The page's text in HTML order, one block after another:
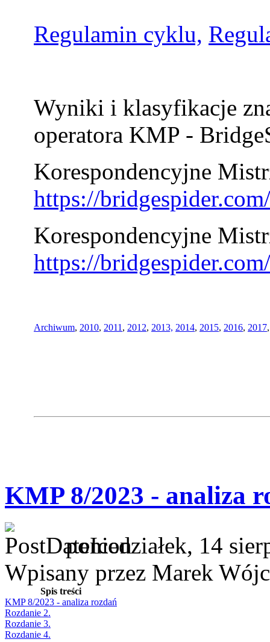
Regulamin cyklu,
Wyniki i klasyfikacje
operatora KMP -
Korespondencyjne
https://
Korespondencyjne
https://
Archiwum, 2010, 2011 , 2012, 2013, 2014, 2015, 2016, 2017
KMP 8/2023 - analiza
poniedziałek, 14
Wpisany przez Marek
Spis treści
KMP 8/2023 - analiza rozdań
Rozdanie 2.
Rozdanie 3.
Rozdanie 4.